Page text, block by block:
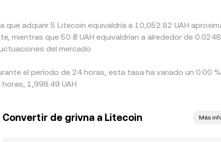
adquirir 5 Litecoin equivaldría a 10,052.82 UAH
mientras que 50 ₴ UAH equivaldrían a alrededor de
del mercado.
el período de 24 horas, esta tasa ha variado un 0.00
1,998.49 UAH.
Convertir de grivna a Litecoin Más